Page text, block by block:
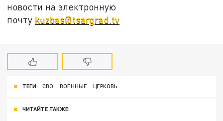
новости на электронную
почту kuzbas@tsargrad.tv
ТЕГИ: СВО ВОЕННЫЕ ЦЕРКОВЬ
ЧИТАЙТЕ ТАКЖЕ: